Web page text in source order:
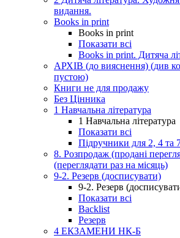
видання.
Books in print
Books in print
Показати всі
Books in print. Дитяча
АРХІВ (до вияснення) (див
пустою)
Книги не для продажу
Без Цінника
1 Навчальна література
1 Навчальна література
Показати всі
Підручники для 2, 4 та
8. Розпродаж (продані
(переглядати раз на місяць)
9-2. Резерв (досписувати)
9-2. Резерв
Показати всі
Backlist
Резерв
4 ЕКЗАМЕНИ НК-Б